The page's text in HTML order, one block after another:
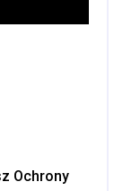
Ochrony